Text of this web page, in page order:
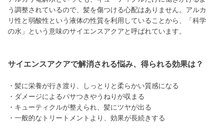
う調整されているので、髪を傷つける心配はありません。アルカ
リ性と弱酸性という液体の性質を利用していることから、「科学
の水」という意味のサイエンスアクアと呼ばれています。
サイエンスアクアで解消される悩み、得られる効果は？
・髪に栄養が行き渡り、しっとりと柔らかい質感になる
・ダメージによるパサつきやうねりが収まる
・キューティクルが整えられ、髪にツヤが出る
・一般的なトリートメントより、効果が長続きする